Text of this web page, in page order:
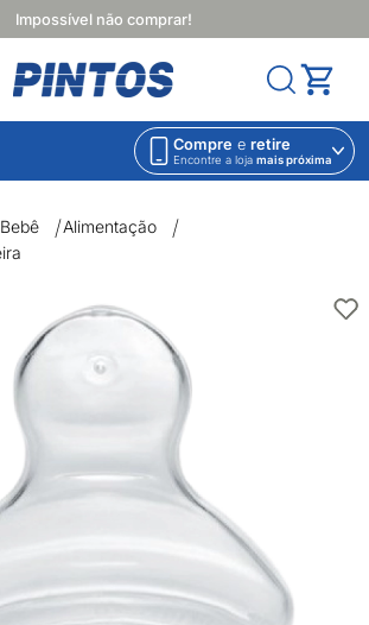
Impossível não comprar!
Compre e retire
Encontre a loja mais próxima
Alimentação